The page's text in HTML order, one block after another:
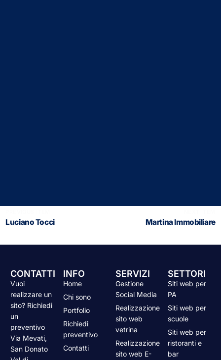
Luciano Tocci Martina Immobiliare
CONTATTI
Vuoi
realizzare un
sito? Richiedi
un
preventivo
Via Mevati,
San Donato
INFO
Home
Chi sono
Portfolio
Richiedi
preventivo
Contatti
SERVIZI
Gestione
Social Media
Realizzazione
sito web
vetrina
Realizzazione
sito web E-
SETTORI
Siti web per
PA
Siti web per
scuole
Siti web per
ristoranti e
bar
Contattaci